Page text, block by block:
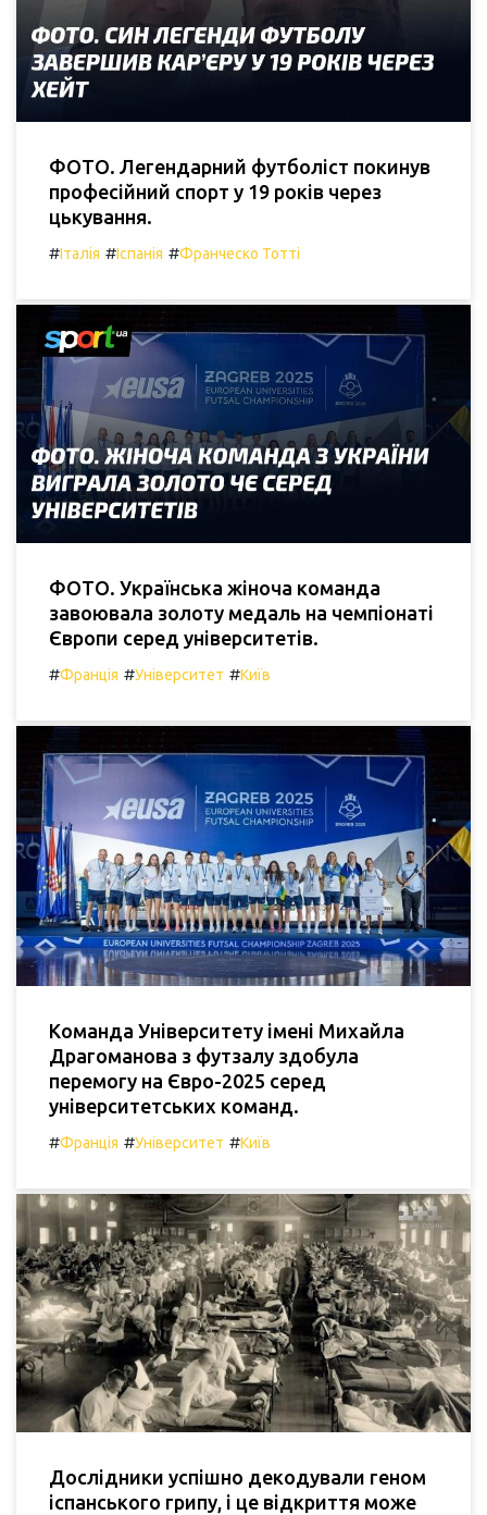
ФОТО. Легендарний футболіст покинув
професійний спорт у 19 років через
цькування.
#Італія #Іспанія #Франческо Тотті
ФОТО. Українська жіноча команда
завоювала золоту медаль на чемпіонаті
Європи серед університетів.
#Франція #Університет #Київ
Команда Університету імені Михайла
Драгоманова з футзалу здобула
перемогу на Євро-2025 серед
університетських команд.
#Франція #Університет #Київ
Дослідники успішно декодували геном
іспанського грипу, і це відкриття може